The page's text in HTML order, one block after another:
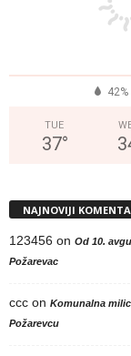
42%
TUE
37°
NAJNOVIJI
123456 on Od 10.
Požarevac
ccc on Komunalna
Požarevcu